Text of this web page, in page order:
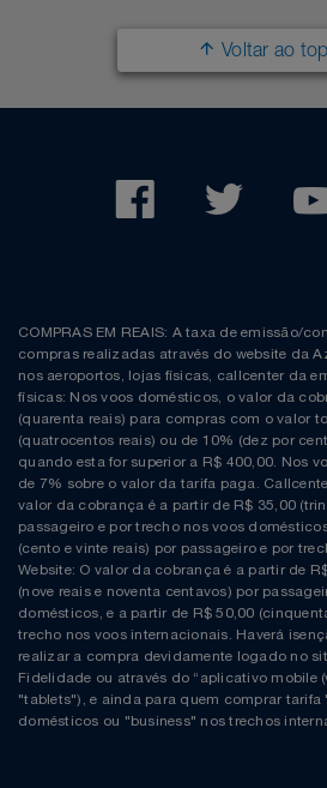
Voltar ao
COMPRAS EM REAIS: A taxa de emissão/
compras realizadas através do website da
nos aeroportos, lojas físicas, callcenter da
físicas: Nos voos domésticos, o valor da
(quarenta reais) para compras com o valor
(quatrocentos reais) ou de 10% (dez por
quando esta for superior a R$ 400,00. Nos
de 7% sobre o valor da tarifa paga.
valor da cobrança é a partir de R$ 35,00
passageiro e por trecho nos voos
(cento e vinte reais) por passageiro e por
Website: O valor da cobrança é a partir de
(nove reais e noventa centavos) por
domésticos, e a partir de R$ 50,00
trecho nos voos internacionais. Haverá
realizar a compra devidamente logado no
Fidelidade ou através do “aplicativo mobile
"tablets"), e ainda para quem comprar tarifa
domésticos ou "business" nos trechos